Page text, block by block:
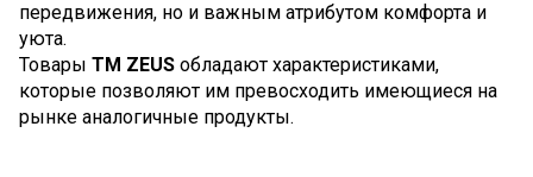
передвижения, но и важным атрибутом комфорта и
уюта.
Товары TM ZEUS обладают характеристиками,
которые позволяют им превосходить имеющиеся на
рынке аналогичные продукты.